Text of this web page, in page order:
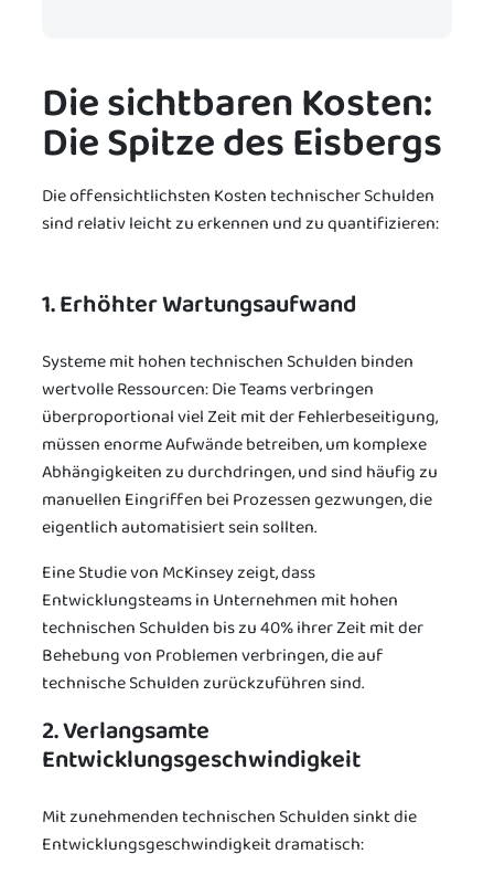
Die sichtbaren Kosten:
Die Spitze des Eisbergs
Die offensichtlichsten Kosten technischer Schulden
sind relativ leicht zu erkennen und zu quantifizieren:
1. Erhöhter Wartungsaufwand
Systeme mit hohen technischen Schulden binden
wertvolle Ressourcen: Die Teams verbringen
überproportional viel Zeit mit der Fehlerbeseitigung,
müssen enorme Aufwände betreiben, um komplexe
Abhängigkeiten zu durchdringen, und sind häufig zu
manuellen Eingriffen bei Prozessen gezwungen, die
eigentlich automatisiert sein sollten.
Eine Studie von McKinsey zeigt, dass
Entwicklungsteams in Unternehmen mit hohen
technischen Schulden bis zu 40% ihrer Zeit mit der
Behebung von Problemen verbringen, die auf
technische Schulden zurückzuführen sind.
2. Verlangsamte
Entwicklungsgeschwindigkeit
Mit zunehmenden technischen Schulden sinkt die
Entwicklungsgeschwindigkeit dramatisch: